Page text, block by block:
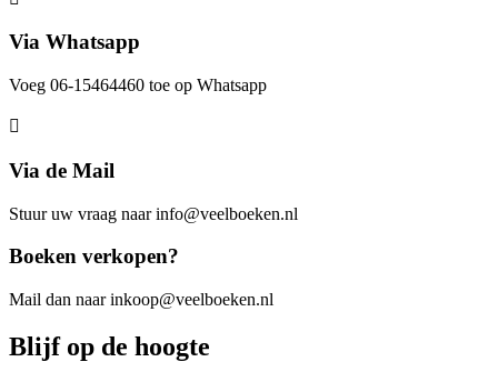
Via Whatsapp
Voeg 06-15464460 toe op Whatsapp
Via de Mail
Stuur uw vraag naar info@veelboeken.nl
Boeken verkopen?
Mail dan naar inkoop@veelboeken.nl
Blijf op de hoogte